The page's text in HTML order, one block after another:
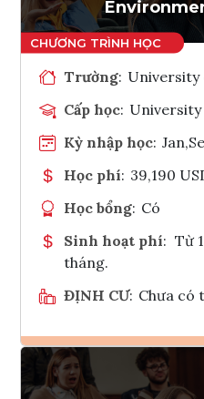
Trường: University
Cấp học: University
Kỳ nhập học:
Học phí: 39,190
Học bổng: Có
Sinh hoạt phí: Từ
tháng.
ĐỊNH CƯ: Chưa có